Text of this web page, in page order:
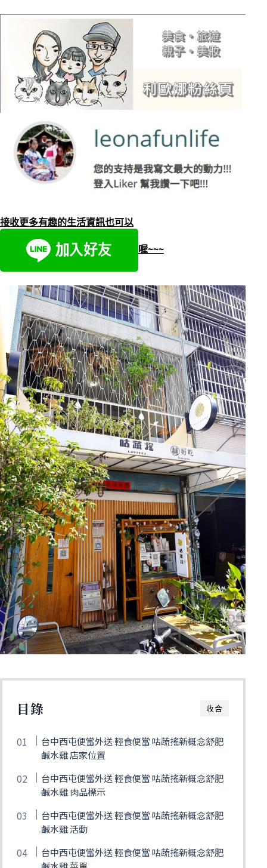
接收更多有趣的生活資訊也可以
喔~~~
收合
目錄
台中西屯便當外送 輕食便當 咕蔬搖新概念舒肥
鹹水雞 店家位置
台中西屯便當外送 輕食便當 咕蔬搖新概念舒肥
鹹水雞 肉品標示
台中西屯便當外送 輕食便當 咕蔬搖新概念舒肥
鹹水雞 活動
台中西屯便當外送 輕食便當 咕蔬搖新概念舒肥